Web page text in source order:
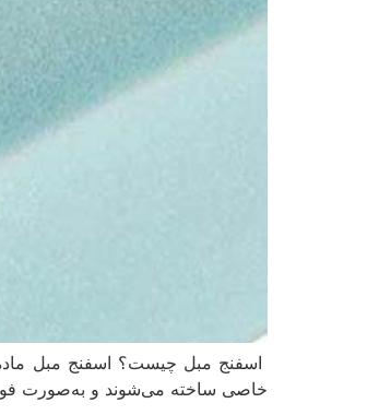
اسفنج مبل چیست؟ اسفنج مبل
خاصی ساخته می‌شوند و به‌صورت فوم